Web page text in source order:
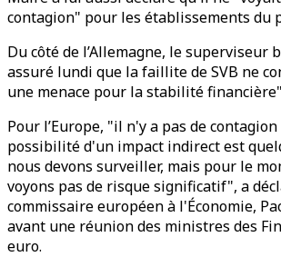
contagion" pour les établissements du
Du côté de l’Allemagne, le superviseur
assuré lundi que la faillite de SVB ne
une menace pour la stabilité
Pour l’Europe, "il n'y a pas de
possibilité d'un impact indirect est
nous devons surveiller, mais pour le
voyons pas de risque significatif", a
commissaire européen à l'Économie,
avant une réunion des ministres des
euro.